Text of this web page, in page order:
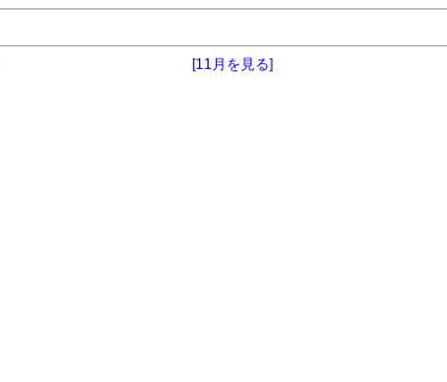
[11月を見る]